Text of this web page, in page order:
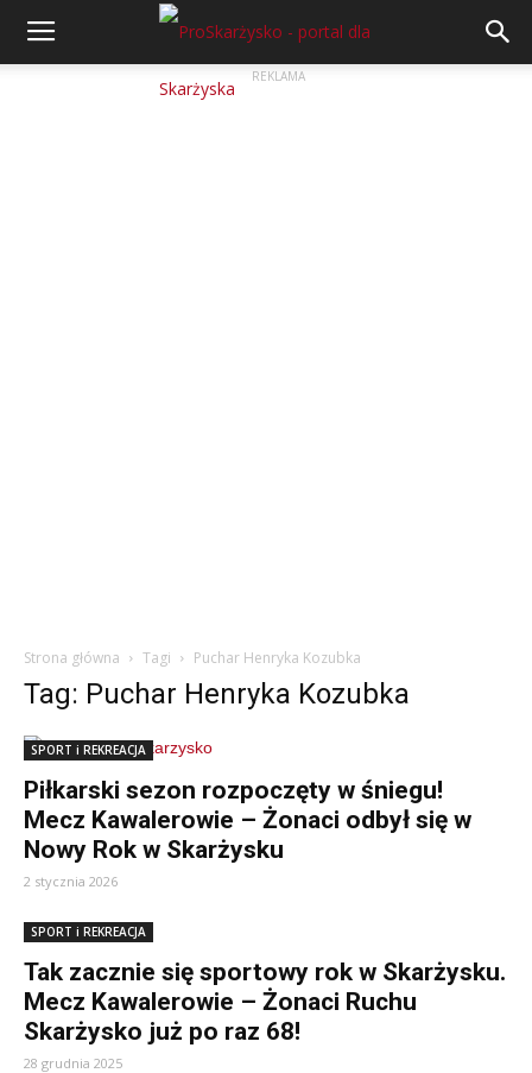
REKLAMA
Strona główna Tagi Puchar Henryka Kozubka
Tag: Puchar Henryka Kozubka
SPORT i REKREACJA
Piłkarski sezon rozpoczęty w śniegu!
Mecz Kawalerowie – Żonaci odbył się w
Nowy Rok w Skarżysku
2 stycznia 2026
SPORT i REKREACJA
Tak zacznie się sportowy rok w Skarżysku.
Mecz Kawalerowie – Żonaci Ruchu
Skarżysko już po raz 68!
28 grudnia 2025